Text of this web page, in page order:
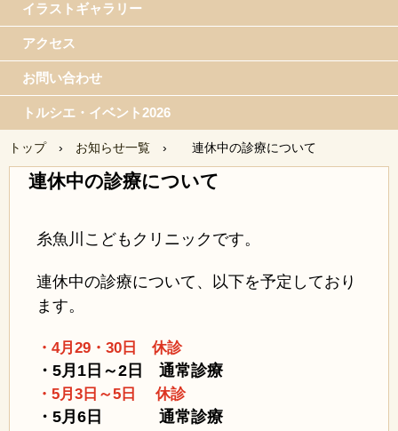
イラストギャラリー
アクセス
お問い合わせ
トルシエ・イベント2026
トップ › お知らせ一覧 › 連休中の診療について
連休中の診療について
糸魚川こどもクリニックです。
連休中の診療について、以下を予定しており
ます。
・4月29・30日 休診
・5月1日～2日 通常診療
・5月3日～5日 休診
・5月6日 通常診療